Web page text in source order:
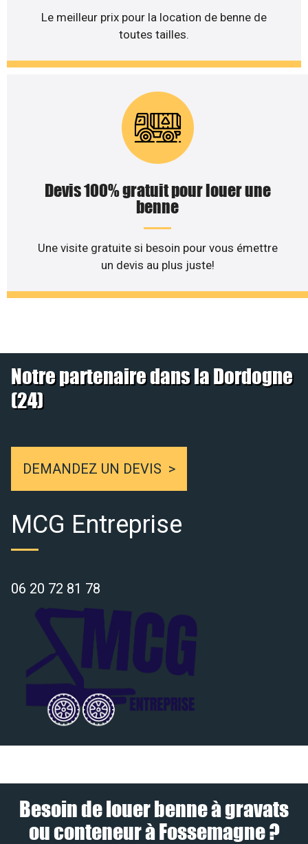
Le meilleur prix pour la location de benne de
toutes tailles.
Devis 100% gratuit pour louer une
benne
Une visite gratuite si besoin pour vous émettre
un devis au plus juste!
Notre partenaire dans la Dordogne
(24)
DEMANDEZ UN DEVIS
MCG Entreprise
06 20 72 81 78
Besoin de louer benne à gravats
ou conteneur à Fossemagne ?